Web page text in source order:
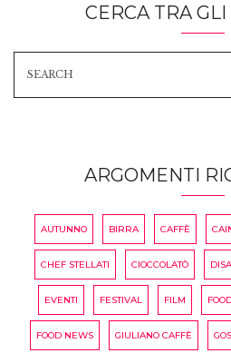
CERCA TRA
ARGOMENTI
AUTUNNO BIRRA CAFFÈ
CHEF STELLATI CIOCCOLATÒ
EVENTI FESTIVAL FILM
FOOD NEWS GIULIANO CAFFÈ